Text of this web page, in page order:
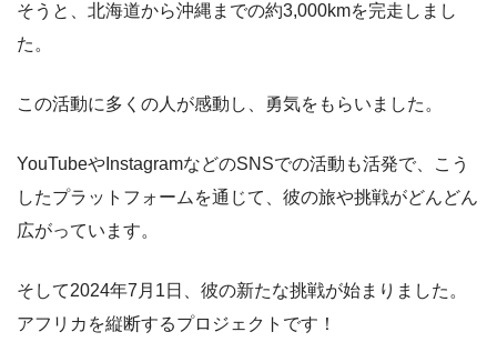
そうと、北海道から沖縄までの約3,000kmを完走しまし
た。
この活動に多くの人が感動し、勇気をもらいました。
YouTubeやInstagramなどのSNSでの活動も活発で、こう
したプラットフォームを通じて、彼の旅や挑戦がどんどん
広がっています。
そして2024年7月1日、彼の新たな挑戦が始まりました。
アフリカを縦断するプロジェクトです！